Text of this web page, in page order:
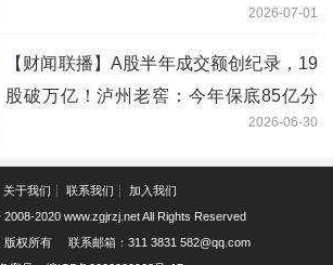
2026-07-01
【财闻联播】A股半年成交额创纪录，19
股破万亿！泸州老窖：今年保底85亿分
2026-06-30
关于我们┊ 联系我们┊ 加入我们
2008-2020 www.zgjrzj.netAll Rights Reserved
版权所有 联系邮箱：311 3831 582@qq.com